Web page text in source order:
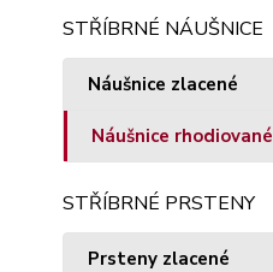
STŘÍBRNÉ NÁUŠNICE
Náušnice zlacené
Náušnice rhodiované
STŘÍBRNÉ PRSTENY
Prsteny zlacené